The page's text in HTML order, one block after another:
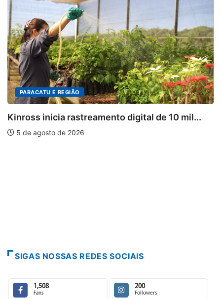
10 mil...
DESTAQUES
Mia Couto, Miriam Leitão e Cármen
5 de agosto de 2026
SIGAS NOSSAS REDES SOCIAIS
1,508
Fans
200
Followers